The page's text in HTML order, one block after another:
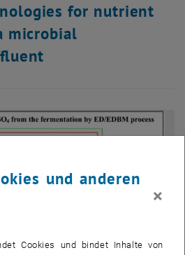
for nutrient
microbial
und anderen
×
Cookies und bindet Inhalte von